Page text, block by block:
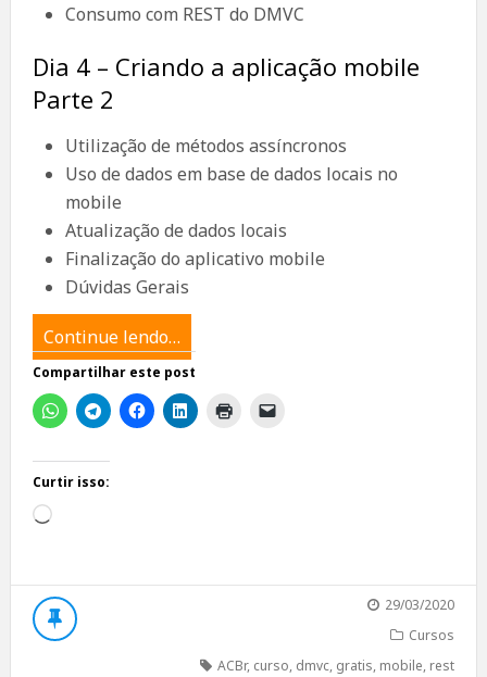
Consumo com REST do DMVC
Dia 4 – Criando a aplicação mobile
Parte 2
Utilização de métodos assíncronos
Uso de dados em base de dados locais no
mobile
Atualização de dados locais
Finalização do aplicativo mobile
Dúvidas Gerais
Continue lendo…
Compartilhar este post
Curtir isso:
Carregando...
29/03/2020
Cursos
ACBr, curso, dmvc, gratis, mobile, rest